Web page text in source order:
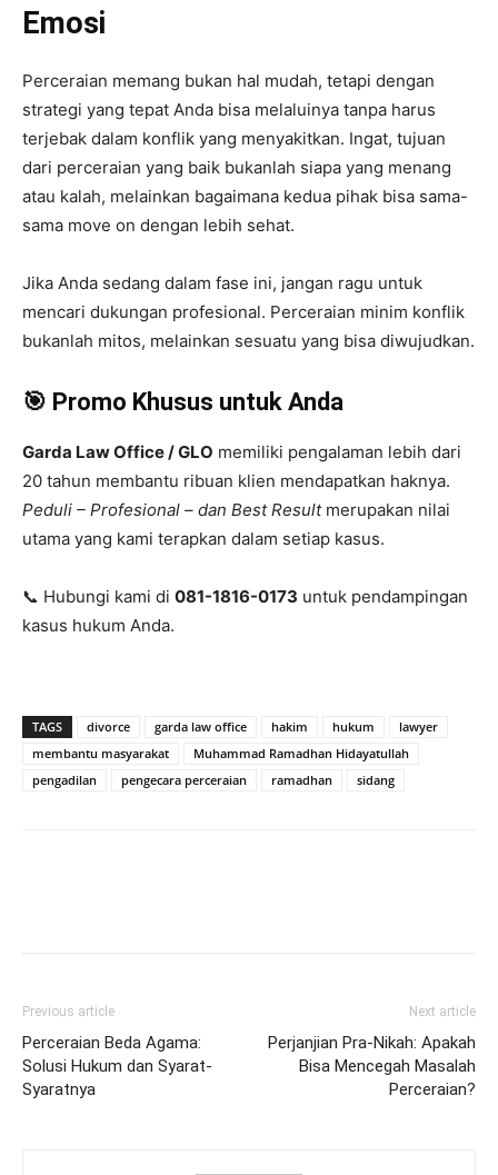
Emosi
Perceraian memang bukan hal mudah, tetapi dengan
strategi yang tepat Anda bisa melaluinya tanpa harus
terjebak dalam konflik yang menyakitkan. Ingat, tujuan
dari perceraian yang baik bukanlah siapa yang menang
atau kalah, melainkan bagaimana kedua pihak bisa sama-
sama move on dengan lebih sehat.
Jika Anda sedang dalam fase ini, jangan ragu untuk
mencari dukungan profesional. Perceraian minim konflik
bukanlah mitos, melainkan sesuatu yang bisa diwujudkan.
🎯 Promo Khusus untuk Anda
Garda Law Office / GLO memiliki pengalaman lebih dari
20 tahun membantu ribuan klien mendapatkan haknya.
Peduli – Profesional – dan Best Resultmerupakan nilai
utama yang kami terapkan dalam setiap kasus.
📞 Hubungi kami di 081-1816-0173 untuk pendampingan
kasus hukum Anda.
TAGS divorce garda law office hakim hukum
lawyer
membantu masyarakat
Muhammad Ramadhan Hidayatullah
pengadilan
pengecara perceraian ramadhan sidang
Previous article
Perceraian Beda Agama:
Solusi Hukum dan Syarat-
Syaratnya
Next article
Perjanjian Pra-Nikah: Apakah
Bisa Mencegah Masalah
Perceraian?